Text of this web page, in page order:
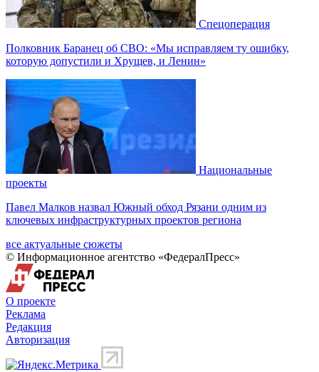
Спецоперация
Полковник Баранец об СВО: «Мы исправляем ту ошибку,
которую допустили и Хрущев, и Ленин»
Национальные
проекты
Павел Малков назвал Южный обход Рязани одним из
ключевых инфраструктурных проектов региона
все актуальные сюжеты
© Информационное агентство «ФедералПресс»
О проекте
Реклама
Редакция
Авторизация